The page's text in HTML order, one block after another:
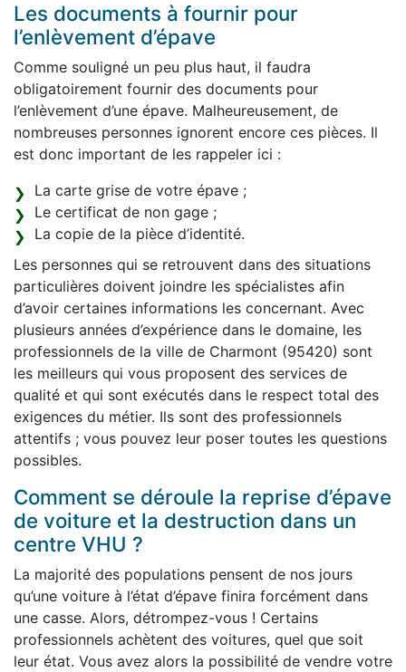
Les documents à fournir pour
l’enlèvement d’épave
Comme souligné un peu plus haut, il faudra
obligatoirement fournir des documents pour
l’enlèvement d’une épave. Malheureusement, de
nombreuses personnes ignorent encore ces pièces. Il
est donc important de les rappeler ici :
La carte grise de votre épave ;
Le certificat de non gage ;
La copie de la pièce d’identité.
Les personnes qui se retrouvent dans des situations
particulières doivent joindre les spécialistes afin
d’avoir certaines informations les concernant. Avec
plusieurs années d’expérience dans le domaine, les
professionnels de la ville de Charmont (95420) sont
les meilleurs qui vous proposent des services de
qualité et qui sont exécutés dans le respect total des
exigences du métier. Ils sont des professionnels
attentifs ; vous pouvez leur poser toutes les questions
possibles.
Comment se déroule la reprise d’épave
de voiture et la destruction dans un
centre VHU ?
La majorité des populations pensent de nos jours
qu’une voiture à l’état d’épave finira forcément dans
une casse. Alors, détrompez-vous ! Certains
professionnels achètent des voitures, quel que soit
leur état. Vous avez alors la possibilité de vendre votre